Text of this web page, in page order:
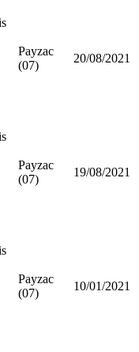
Payzac
(07)
20/08/2021
Payzac
(07)
19/08/2021
Payzac
(07)
10/01/2021